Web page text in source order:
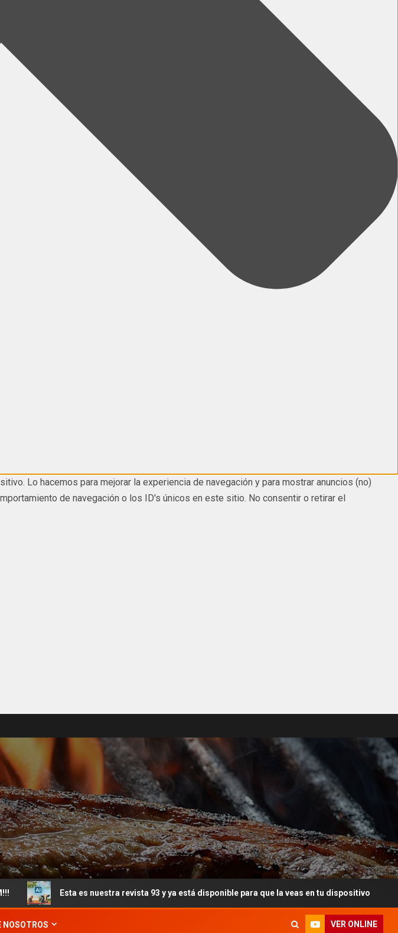
Lo hacemos para mejorar la experiencia de navegación y para mostrar anuncios (no)
de navegación o los ID's únicos en este sitio. No consentir o retirar el
Esta es nuestra revista 93 y ya está disponible para que la veas en tu dispositivo
NOSOTROS VER ONLINE